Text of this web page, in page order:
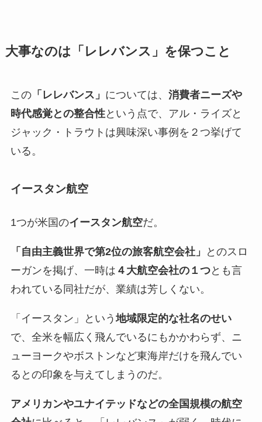
大事なのは「レレバンス」を保つこと
この「レレバンス」 については、 消費者ニーズや
時代感覚との整合性という点で、アル・ライズと
ジャック・トラウトは興味深い事例を２つ挙げて
いる。
イースタン航空
1つが米国のイースタン航空だ。
「自由主義世界で第2位の旅客航空会社」
とのスロ
ーガンを掲げ、一時は ４大航空会社の１つとも言
われている同社だが、業績は芳しくない。
「イースタン」という地域限定的な社名のせい
で、全米を幅広く飛んでいるにもかかわらず、ニ
ューヨークやボストンなど東海岸だけを飛んでい
るとの印象を与えてしまうのだ。
アメリカンやユナイテッドなどの全国規模の航空